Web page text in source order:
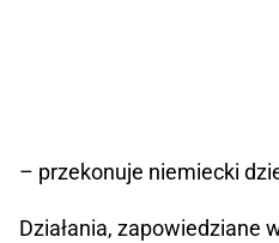
– przekonuje niemiecki
Działania, zapowiedziane